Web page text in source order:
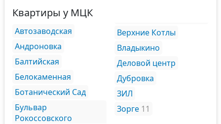
Квартиры у МЦК
Автозаводская
Андроновка
Балтийская
Белокаменная
Ботанический Сад
Бульвар
Рокоссовского
Верхние Котлы
Владыкино
Деловой центр
Дубровка
ЗИЛ
Зорге 11